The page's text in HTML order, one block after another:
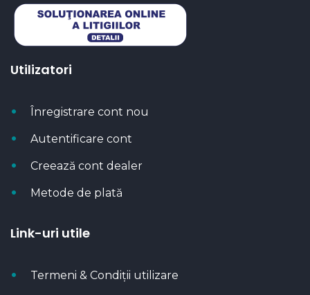
Utilizatori
Înregistrare cont nou
Autentificare cont
Creează cont dealer
Metode de plată
Link-uri utile
Termeni & Condiții utilizare